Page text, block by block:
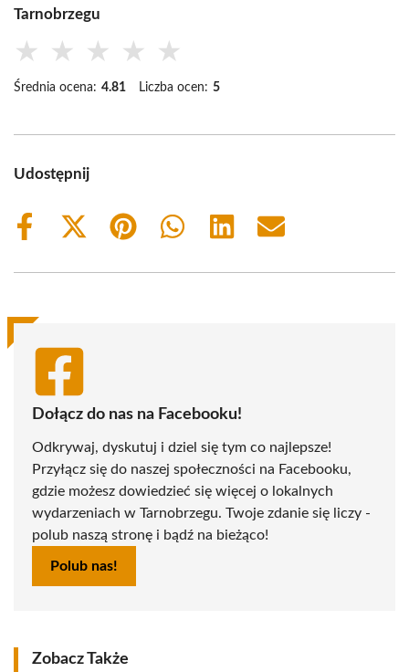
Tarnobrzegu
★ ★ ★ ★ ★
Średnia ocena: 4.81 Liczba ocen: 5
Udostępnij
Share
Share
(Twitter)
Share
Share
Share
Share
Dołącz do nas na Facebooku!
Odkrywaj, dyskutuj i dziel się tym co najlepsze!
Przyłącz się do naszej społeczności na Facebooku,
gdzie możesz dowiedzieć się więcej o lokalnych
wydarzeniach w Tarnobrzegu. Twoje zdanie się liczy -
polub naszą stronę i bądź na bieżąco!
Polub nas!
Zobacz Także